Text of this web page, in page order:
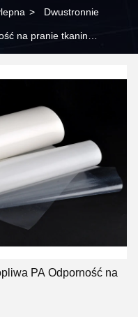
> Dwustronnie
na pranie tkanin
PA Odporność na